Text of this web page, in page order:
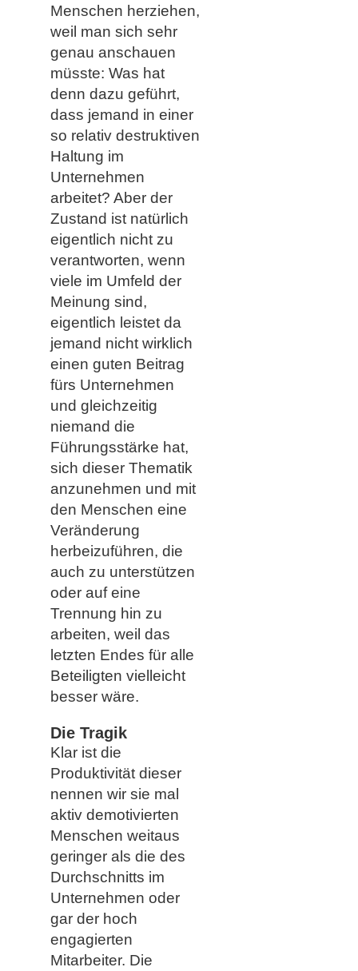
Menschen herziehen,
weil man sich sehr
genau anschauen
müsste: Was hat
denn dazu geführt,
dass jemand in einer
so relativ destruktiven
Haltung im
Unternehmen
arbeitet? Aber der
Zustand ist natürlich
eigentlich nicht zu
verantworten, wenn
viele im Umfeld der
Meinung sind,
eigentlich leistet da
jemand nicht wirklich
einen guten Beitrag
fürs Unternehmen
und gleichzeitig
niemand die
Führungsstärke hat,
sich dieser Thematik
anzunehmen und mit
den Menschen eine
Veränderung
herbeizuführen, die
auch zu unterstützen
oder auf eine
Trennung hin zu
arbeiten, weil das
letzten Endes für alle
Beteiligten vielleicht
besser wäre.
Die Tragik
Klar ist die
Produktivität dieser
nennen wir sie mal
aktiv demotivierten
Menschen weitaus
geringer als die des
Durchschnitts im
Unternehmen oder
gar der hoch
engagierten
Mitarbeiter. Die